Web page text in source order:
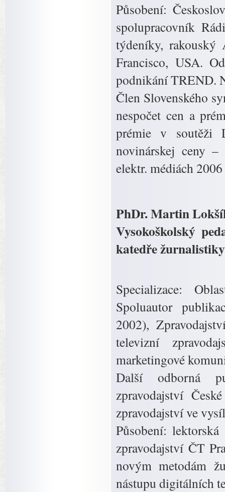
Působení:
spolupracovník
týdeníky, rakouský
Francisco, USA.
podnikání TREND.
Člen Slovenského
nespočet cen a
prémie v soutěži
novinárskej ceny –
elektr. médiách
PhDr. Martin
Vysokoškolský
katedře
Specializace:
Spoluautor
2002),
televizní
marketingové
Další odborná
zpravodajství
zpravodajství ve
Působení:
zpravodajství ČT
novým metodám
nástupu digitálních